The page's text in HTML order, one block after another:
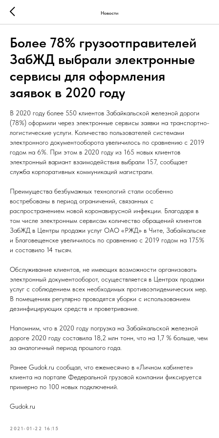
Новости
Более 78% грузоотправителей
ЗабЖД выбрали электронные
сервисы для оформления
заявок в 2020 году
В 2020 году более 550 клиентов Забайкальской железной дороги
(78%) оформили через электронные сервисы заявки на транспортно-
логистические услуги. Количество пользователей системами
электронного документооборота увеличилось по сравнению с 2019
годом на 6%. При этом в 2020 году из 165 новых клиентов
электронный вариант взаимодействия выбрали 157, сообщает
служба корпоративных коммуникаций магистрали.
Преимущества безбумажных технологий стали особенно
востребованы в период ограничений, связанных с
распространением новой коронавирусной инфекции. Благодаря в
том числе электронным сервисам количество обращений клиентов
ЗабЖД в Центры продажи услуг ОАО «РЖД» в Чите, Забайкальске
и Благовещенске увеличилось по сравнению с 2019 годом на 175%
и составило 14 тысяч.
Обслуживание клиентов, не имеющих возможности организовать
электронный документооборот, осуществляется в Центрах продажи
услуг с соблюдением всех необходимых противоэпидемических мер.
В помещениях регулярно проводятся уборки с использованием
дезинфицирующих средств и проветривание.
Напомним, что в 2020 году погрузка на Забайкальской железной
дороге 2020 году составила 18,2 млн тонн, что на 1,7 % больше, чем
за аналогичный период прошлого года.
Ранее Gudok.ru сообщал, что ежемесячно в «Личном кабинете»
клиента на портале Федеральной грузовой компании фиксируется
примерно по 100 новых подключений.
Gudok.ru
2021-01-22 16:15